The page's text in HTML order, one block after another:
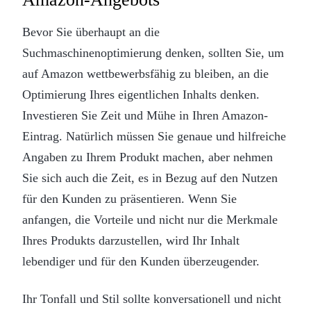
Bevor Sie überhaupt an die
Suchmaschinenoptimierung denken, sollten Sie, um
auf Amazon wettbewerbsfähig zu bleiben, an die
Optimierung Ihres eigentlichen Inhalts denken.
Investieren Sie Zeit und Mühe in Ihren Amazon-
Eintrag. Natürlich müssen Sie genaue und hilfreiche
Angaben zu Ihrem Produkt machen, aber nehmen
Sie sich auch die Zeit, es in Bezug auf den Nutzen
für den Kunden zu präsentieren. Wenn Sie
anfangen, die Vorteile und nicht nur die Merkmale
Ihres Produkts darzustellen, wird Ihr Inhalt
lebendiger und für den Kunden überzeugender.
Ihr Tonfall und Stil sollte konversationell und nicht